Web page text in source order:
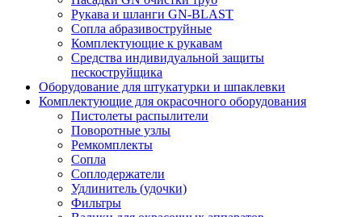
Рукава и шланги GN-BLAST
Сопла абразивоструйные
Комплектующие к рукавам
Средства индивидуальной защиты
пескоструйщика
Оборудование для штукатурки и шпаклевки
Комплектующие для окрасочного оборудования
Пистолеты распылители
Поворотные узлы
Ремкомплекты
Сопла
Соплодержатели
Удлинитель (удочки)
Фильтры